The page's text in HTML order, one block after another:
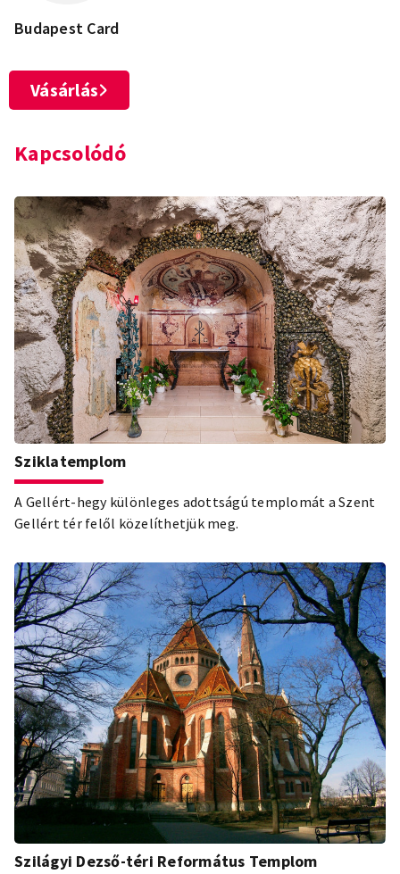
Budapest Card
Vásárlás
Kapcsolódó
Sziklatemplom
A Gellért-hegy különleges adottságú templomát a Szent
Gellért tér felől közelíthetjük meg.
Szilágyi Dezső-téri Református Templom